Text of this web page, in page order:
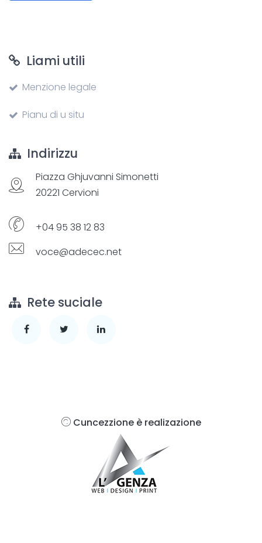
Liami utili
Menzione legale
Pianu di u situ
Indirizzu
Piazza Ghjuvanni Simonetti
20221 Cervioni
+04 95 38 12 83
voce@adecec.net
Rete suciale
Cuncezzione è realizazione